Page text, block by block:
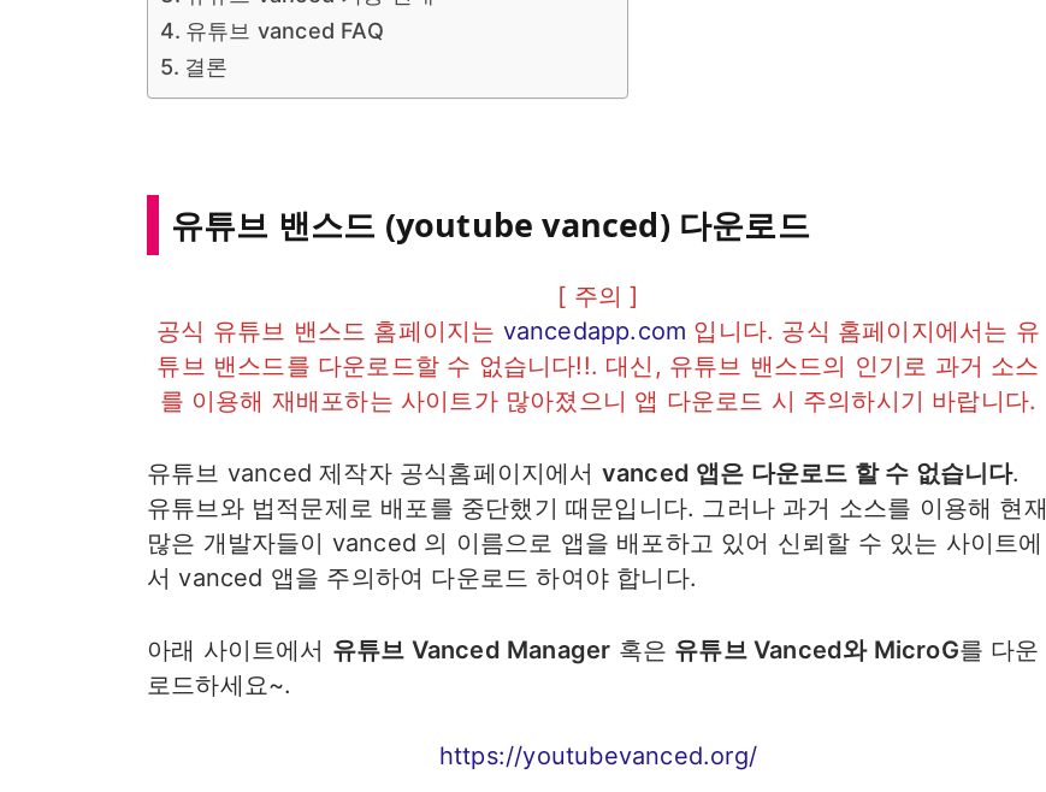
유튜브 vanced FAQ
결론
유튜브 밴스드 (youtube vanced) 다운로드
[ 주의 ]
공식 유튜브 밴스드 홈페이지는 vancedapp.com 입니다. 공식 홈페이지에서는 유
튜브 밴스드를 다운로드할 수 없습니다!!. 대신, 유튜브 밴스드의 인기로 과거 소스
를 이용해 재배포하는 사이트가 많아졌으니 앱 다운로드 시 주의하시기 바랍니다.
유튜브 vanced 제작자 공식홈페이지에서 vanced 앱은 다운로드 할 수 없습니다.
유튜브와 법적문제로 배포를 중단했기 때문입니다. 그러나 과거 소스를 이용해 현재
많은 개발자들이 vanced 의 이름으로 앱을 배포하고 있어 신뢰할 수 있는 사이트에
서 vanced 앱을 주의하여 다운로드 하여야 합니다.
아래 사이트에서 유튜브 Vanced Manager 혹은 유튜브 Vanced와 MicroG를 다운
로드하세요~.
https://youtubevanced.org/